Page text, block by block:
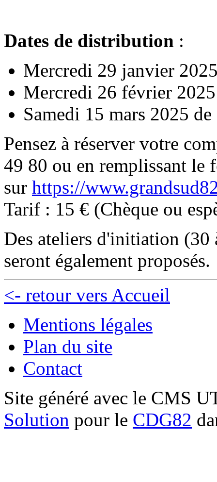
Dates de distribution :
Mercredi 29 janvier
Mercredi 26 février
Samedi 15 mars 2025
Pensez à réserver votre
49 80 ou en remplissant le
sur https://
Tarif : 15 € (Chèque ou
Des ateliers d'initiation (30
seront également proposés.
<- retour vers Accueil
Mentions légales
Plan du site
Contact
Site généré avec le CMS
Solution pour le CDG82